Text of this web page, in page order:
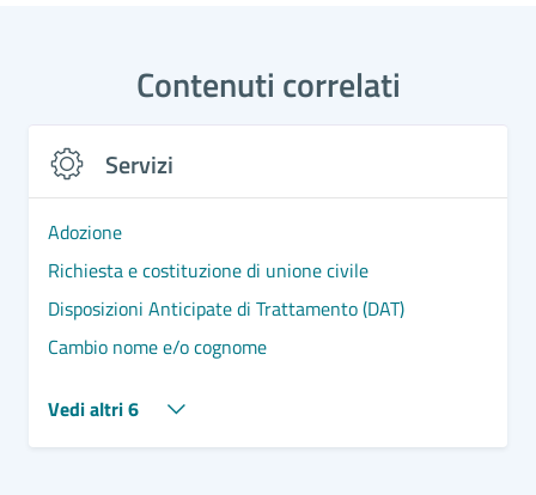
Contenuti correlati
Servizi
Adozione
Richiesta e costituzione di unione civile
Disposizioni Anticipate di Trattamento (DAT)
Cambio nome e/o cognome
Vedi altri 6